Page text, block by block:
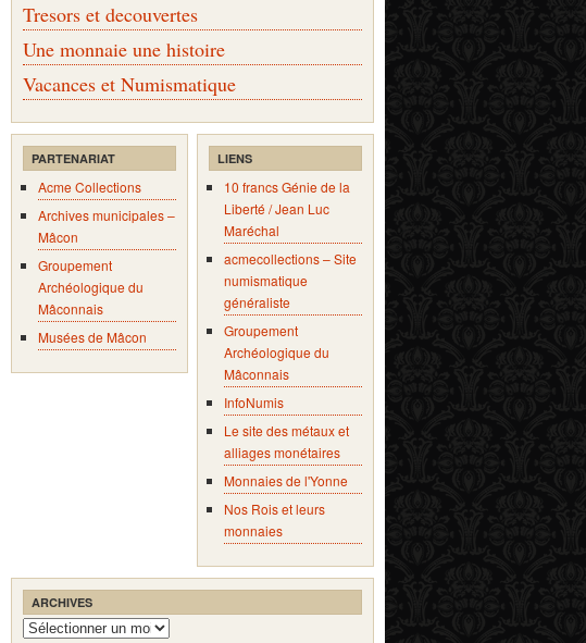
Tresors et decouvertes
Une monnaie une histoire
Vacances et Numismatique
PARTENARIAT
Acme Collections
Archives municipales –
Mâcon
Groupement
Archéologique du
Mâconnais
Musées de Mâcon
LIENS
10 francs Génie de la
Liberté / Jean Luc
Maréchal
acmecollections – Site
numismatique
généraliste
Groupement
Archéologique du
Mâconnais
InfoNumis
Le site des métaux et
alliages monétaires
Monnaies de l'Yonne
Nos Rois et leurs
monnaies
ARCHIVES
Archives